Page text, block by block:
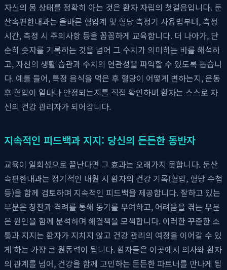
자신의 몸 상태를 정확히 아는 것은 환자 자립의 첫걸음입니다. 둔
산속편한내과는 올바른 혈압계 및 혈당 측정기 사용법부터, 측정
시간, 측정 시 주의사항 등을 꼼꼼하게 교육합니다. 더 나아가, 단
순히 숫자를 기록하는 것을 넘어 그 수치가 의미하는 바를 해석하
고, 자신의 생활 습관과 수치의 연관성을 파악할 수 있도록 돕습니
다. 예를 들어, 특정 음식을 먹은 후 혈당이 어떻게 변하는지, 운동
후 혈압이 얼마나 안정되는지를 직접 확인하며 환자는 스스로 자
신의 건강 관리자가 되어갑니다.
지속적인 피드백과 지지: 당신의 든든한 동반자
교육이 일회성으로 끝난다면 그 효과는 오래가지 못합니다. 둔산
속편한내과는 정기적인 내원 시 환자의 건강 기록(혈압, 혈당 수첩
등)을 함께 검토하며 지속적인 피드백을 제공합니다. 잘하고 있는
부분은 칭찬과 격려를 통해 동기를 부여하고, 어려움을 겪는 부분
은 원인을 함께 분석하며 해결책을 모색합니다. 이러한 꾸준한 소
통과 지지는 환자가 지치지 않고 건강 관리의 여정을 이어갈 수 있
게 하는 가장 큰 원동력이 됩니다. 환자들은 이곳에서 의사와 환자
의 관계를 넘어, 건강을 함께 고민하는 든든한 파트너를 만나게 됩